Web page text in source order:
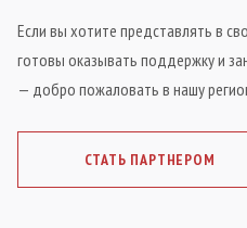
Если вы хотите представлять в
готовы оказывать поддержку и
— добро пожаловать в нашу
СТАТЬ ПАРТНЕРОМ